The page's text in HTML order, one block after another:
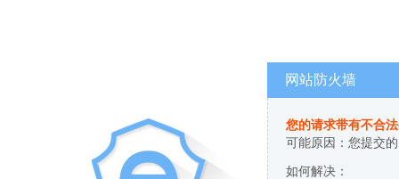
网站防火墙
您的请求带有不合
可能原因：您提交
如何解决：